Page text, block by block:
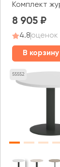
Комплект
8 905
4.8оценок
В корзину
55552